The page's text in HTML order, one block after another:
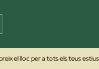
el lloc per a tots els teus